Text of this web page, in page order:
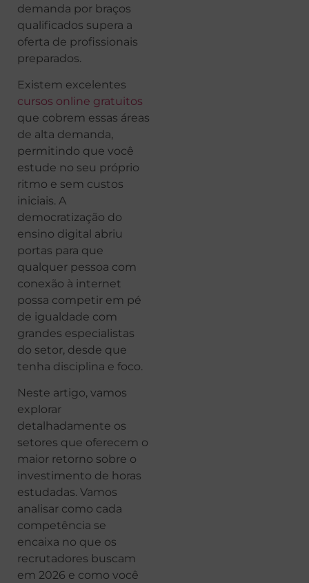
demanda por braços
qualificados supera a
oferta de profissionais
preparados.
Existem excelentes
cursos online gratuitos
que cobrem essas áreas
de alta demanda,
permitindo que você
estude no seu próprio
ritmo e sem custos
iniciais. A
democratização do
ensino digital abriu
portas para que
qualquer pessoa com
conexão à internet
possa competir em pé
de igualdade com
grandes especialistas
do setor, desde que
tenha disciplina e foco.
Neste artigo, vamos
explorar
detalhadamente os
setores que oferecem o
maior retorno sobre o
investimento de horas
estudadas. Vamos
analisar como cada
competência se
encaixa no que os
recrutadores buscam
em 2026 e como você